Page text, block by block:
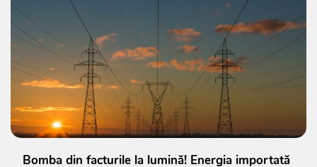
Bomba din facturile la lumină! Energia importată